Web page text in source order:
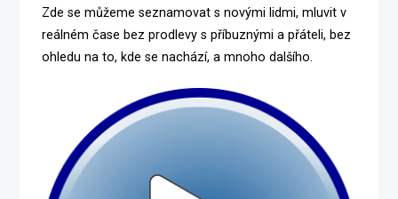
Zde se můžeme seznamovat s novými lidmi, mluvit v
reálném čase bez prodlevy s příbuznými a přáteli, bez
ohledu na to, kde se nachází, a mnoho dalšího.